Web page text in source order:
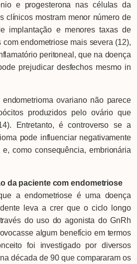
e progesterona nas células da
clínicos mostram menor número de
implantação e menores taxas de
endometriose mais severa (12),
peritoneal, que na doença
prejudicar desfechos mesmo in
ovariano não parece
produzidos pelo ovário que
Entretanto, é controverso se a
pode influenciar negativamente
como consequência, embrionária
da paciente com endometriose
é uma doença
leva a crer que o ciclo longo
do uso do agonista do GnRh
algum benefício em termos
foi investigado por diversos
década de 90 que compararam os